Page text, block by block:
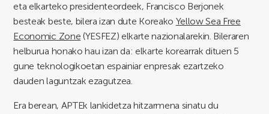
eta elkarteko presidenteordeek, Francisco Berjonek
besteak beste, bilera izan dute Koreako Yellow Sea Free
Economic Zone (YESFEZ) elkarte nazionalarekin. Bileraren
helburua honako hau izan da: elkarte korearrak dituen 5
gune teknologikoetan espainiar enpresak ezartzeko
dauden laguntzak ezagutzea.
Era berean, APTEk lankidetza hitzarmena sinatu du